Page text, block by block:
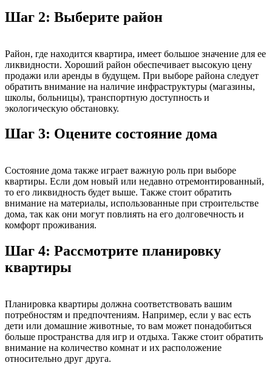
Шаг 2: Выберите район
Район, где находится квартира, имеет большое значение для ее
ликвидности. Хороший район обеспечивает высокую цену
продажи или аренды в будущем. При выборе района следует
обратить внимание на наличие инфраструктуры (магазины,
школы, больницы), транспортную доступность и
экологическую обстановку.
Шаг 3: Оцените состояние дома
Состояние дома также играет важную роль при выборе
квартиры. Если дом новый или недавно отремонтированный,
то его ликвидность будет выше. Также стоит обратить
внимание на материалы, использованные при строительстве
дома, так как они могут повлиять на его долговечность и
комфорт проживания.
Шаг 4: Рассмотрите планировку
квартиры
Планировка квартиры должна соответствовать вашим
потребностям и предпочтениям. Например, если у вас есть
дети или домашние животные, то вам может понадобиться
больше пространства для игр и отдыха. Также стоит обратить
внимание на количество комнат и их расположение
относительно друг друга.